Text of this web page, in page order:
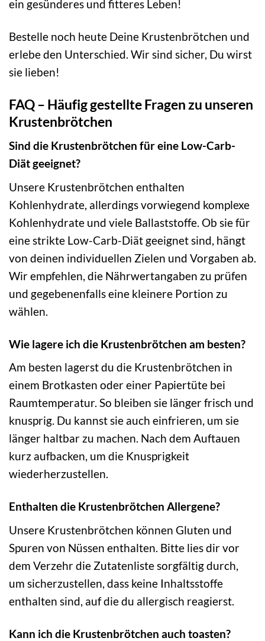
ein gesünderes und fitteres Leben!
Bestelle noch heute Deine Krustenbrötchen und
erlebe den Unterschied. Wir sind sicher, Du wirst
sie lieben!
FAQ – Häufig gestellte Fragen zu unseren
Krustenbrötchen
Sind die Krustenbrötchen für eine Low-Carb-
Diät geeignet?
Unsere Krustenbrötchen enthalten
Kohlenhydrate, allerdings vorwiegend komplexe
Kohlenhydrate und viele Ballaststoffe. Ob sie für
eine strikte Low-Carb-Diät geeignet sind, hängt
von deinen individuellen Zielen und Vorgaben ab.
Wir empfehlen, die Nährwertangaben zu prüfen
und gegebenenfalls eine kleinere Portion zu
wählen.
Wie lagere ich die Krustenbrötchen am besten?
Am besten lagerst du die Krustenbrötchen in
einem Brotkasten oder einer Papiertüte bei
Raumtemperatur. So bleiben sie länger frisch und
knusprig. Du kannst sie auch einfrieren, um sie
länger haltbar zu machen. Nach dem Auftauen
kurz aufbacken, um die Knusprigkeit
wiederherzustellen.
Enthalten die Krustenbrötchen Allergene?
Unsere Krustenbrötchen können Gluten und
Spuren von Nüssen enthalten. Bitte lies dir vor
dem Verzehr die Zutatenliste sorgfältig durch,
um sicherzustellen, dass keine Inhaltsstoffe
enthalten sind, auf die du allergisch reagierst.
Kann ich die Krustenbrötchen auch toasten?